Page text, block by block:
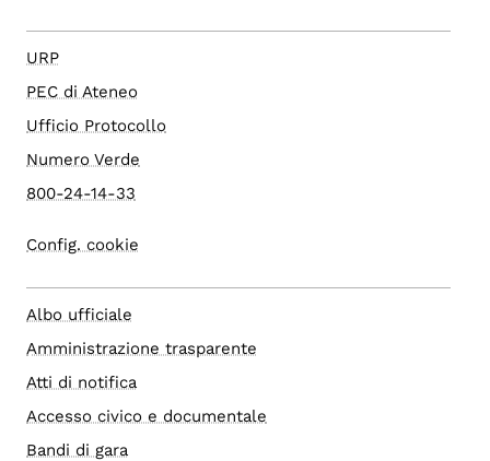
URP
PEC di Ateneo
Ufficio Protocollo
Numero Verde
800-24-14-33
Config. cookie
Albo ufficiale
Amministrazione trasparente
Atti di notifica
Accesso civico e documentale
Bandi di gara